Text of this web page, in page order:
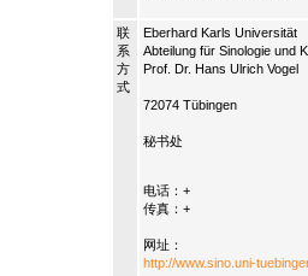
联
系
方
式
Eberhard Karls Universität
Abteilung für Sinologie und
Prof. Dr. Hans Ulrich Vogel
72074 Tübingen
秘书处
电话：+
传真：+
网址：
http://www.sino.uni-